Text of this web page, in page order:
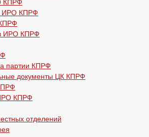
КПРФ
ИРО КПРФ
ИРО КПРФ
партии КПРФ
документы ЦК КПРФ
КПРФ
отделений